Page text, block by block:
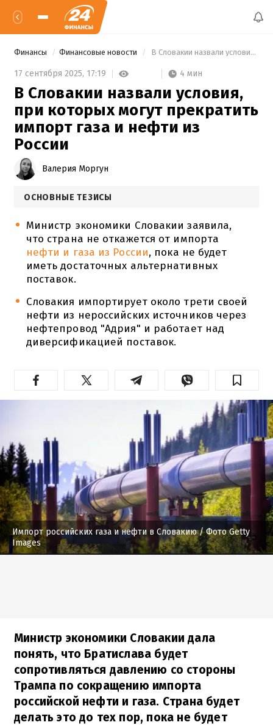
Финансы Финансовые новости В Словакии назвали условия, при которых могут прекратить импорт газа и нефти из России
17 сентября 2025, 17:19 4 мин
В Словакии назвали условия,
при которых могут прекратить
импорт газа и нефти из
России
Валерия Моргун
ОСНОВНЫЕ ТЕЗИСЫ
Министр экономики Словакии заявила,
что страна не откажется от импорта
нефти и газа из России, пока не будет
иметь достаточных альтернативных
поставок.
Словакия импортирует около трети своей
нефти из нероссийских источников через
нефтепровод "Адрия" и работает над
диверсификацией поставок.
Импорт российских газа и нефти в Словакию/ Фото Getty
Images
Министр экономики Словакии дала
понять, что Братислава будет
сопротивляться давлению со стороны
Трампа по сокращению импорта
российской нефти и газа. Страна будет
делать это до тех пор, пока не будет